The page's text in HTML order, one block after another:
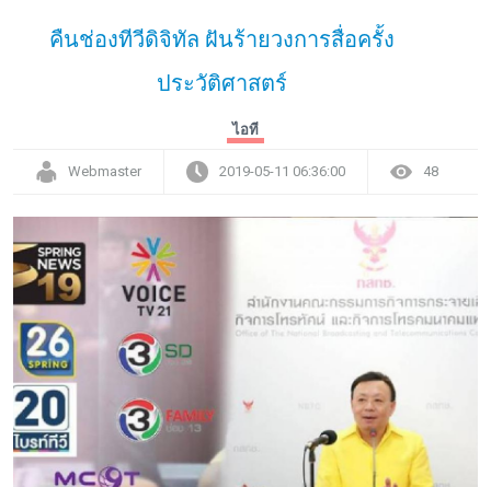
คืนช่องทีวีดิจิทัล ฝันร้ายวงการสื่อครั้ง
ประวัติศาสตร์
ไอที
Webmaster 2019-05-11 06:36:00 48